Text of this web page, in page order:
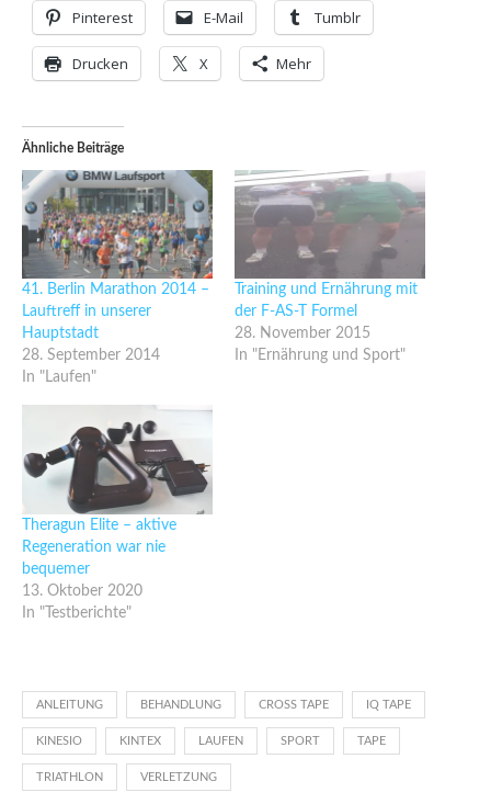
Pinterest E-Mail Tumblr
Drucken X Mehr
Ähnliche Beiträge
41. Berlin Marathon 2014 –
Lauftreff in unserer
Hauptstadt
28. September 2014
In "Laufen"
Training und Ernährung mit
der F-AS-T Formel
28. November 2015
In "Ernährung und Sport"
Theragun Elite – aktive
Regeneration war nie
bequemer
13. Oktober 2020
In "Testberichte"
ANLEITUNG BEHANDLUNG CROSS TAPE IQ TAPE
KINESIO KINTEX LAUFEN SPORT TAPE
TRIATHLON VERLETZUNG